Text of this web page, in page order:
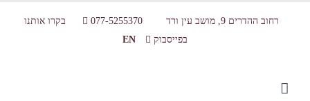
רחוב ההדרים 9, מושב עין ורד 077-5255370
בקרו אותנו
בפייסבוק
EN